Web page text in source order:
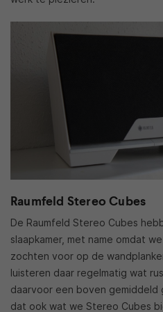
Raumfeld Stereo Cubes
De Raumfeld Stereo Cubes
slaapkamer, met name omdat
zochten voor op de
luisteren daar regelmatig wat
daarvoor een boven gemiddeld
dat ook wat we Stereo Cubes